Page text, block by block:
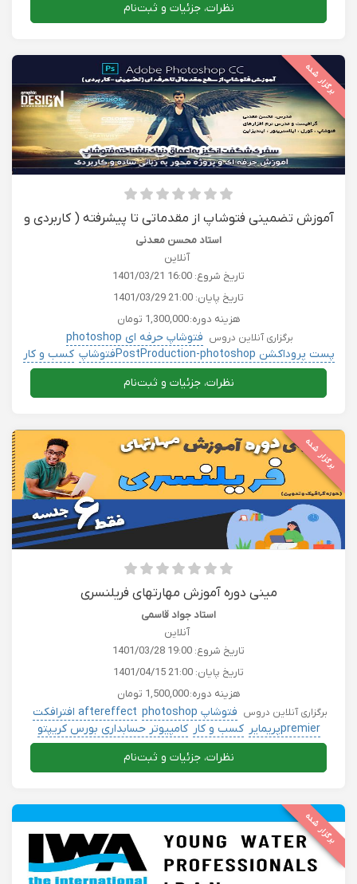
نظرات، جزئیات و ثبت‌نام
برگزار شده
آموزش تضمینی فتوشاپ از مقدماتی تا پیشرفته ( کاربردی و
پروژه محور )
استاد محسن معدنی
آنلاین
تاریخ شروع: 1401/03/21 16:00
تاریخ پایان: 1401/03/29 21:00
هزینه دوره:1,300,000 تومان
برگزاری آنلاین دروس فتوشاپ حرفه ای photoshop
پست پروداکشن PostProduction-photoshopفتوشاپ
کسب و کار
هنر و سرگرمی کامپیوتر حسابداری بورس کریپتو
نظرات، جزئیات و ثبت‌نام
برگزار شده
مینی دوره آموزش مهارتهای فریلنسری
استاد جواد قاسمی
آنلاین
تاریخ شروع: 1401/03/28 19:00
تاریخ پایان: 1401/04/15 21:00
هزینه دوره:1,500,000 تومان
برگزاری آنلاین دروس فتوشاپ photoshop
aftereffect افترافکت
premierپریمایر
کسب و کار کامپیوتر حسابداری بورس کریپتو
نظرات، جزئیات و ثبت‌نام
برگزار شده